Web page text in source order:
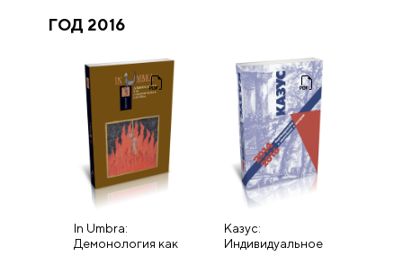
ГОД 2016
In Umbra:
Демонология как
Казус:
Индивидуальное